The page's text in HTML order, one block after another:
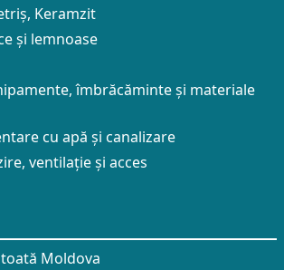
Keramzit
și lemnoase
îmbrăcăminte și materiale
cu apă și canalizare
ventilație și acces
Moldova